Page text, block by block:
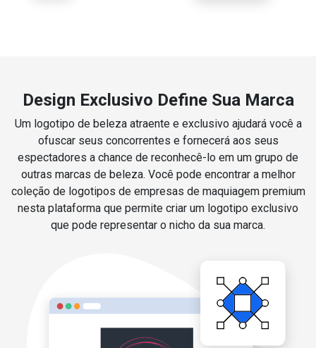
Design Exclusivo Define Sua Marca
Um logotipo de beleza atraente e exclusivo ajudará você a
ofuscar seus concorrentes e fornecerá aos seus
espectadores a chance de reconhecê-lo em um grupo de
outras marcas de beleza. Você pode encontrar a melhor
coleção de logotipos de empresas de maquiagem premium
nesta plataforma que permite criar um logotipo exclusivo
que pode representar o nicho da sua marca.